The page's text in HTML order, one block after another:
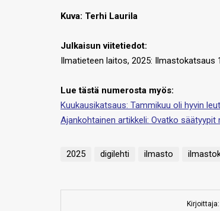
Kuva: Terhi Laurila
Julkaisun viitetiedot:
Ilmatieteen laitos, 2025: Ilmastokatsaus
Lue tästä numerosta myös:
Kuukausikatsaus: Tammikuu oli hyvin
Ajankohtainen artikkeli: Ovatko
2025 digilehti ilmasto